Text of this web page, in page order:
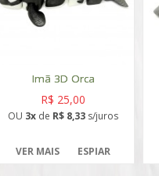
Imã 3D Orca
R$ 25,00
OU 3x de R$ 8,33 s/juros
VER MAIS ESPIAR